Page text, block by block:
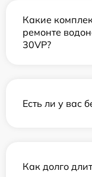
Какие
ремонте
30VP?
Есть ли у вас
Как долго